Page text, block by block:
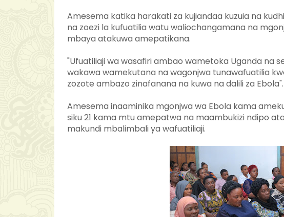
Amesema katika harakati za kujiandaa kuzuia na
na zoezi la kufuatilia watu waliochangamana na
mbaya atakuwa amepatikana.
"Ufuatiliaji wa wasafiri ambao wametoka Uganda na
wakawa wamekutana na wagonjwa tunawafuatilia
zozote ambazo zinafanana na kuwa na dalili za
Amesema inaaminika mgonjwa wa Ebola kama
siku 21 kama mtu amepatwa na maambukizi ndipo
makundi mbalimbali ya wafuatiliaji.